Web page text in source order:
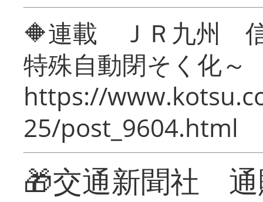
🔶連載 ＪＲ九州 信
特殊自動閉そく化～
https://
25/post_9604.html
🎁交通新聞社